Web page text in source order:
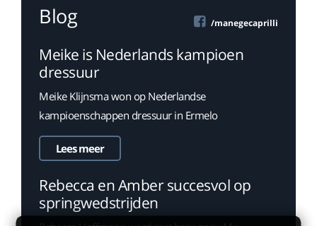
Blog /manegecaprilli
Meike is Nederlands kampioen
dressuur
Meike Klijnsma won op Nederlandse
kampioenschappen dressuur in Ermelo
Lees meer
Rebecca en Amber succesvol op
springwedstrijden